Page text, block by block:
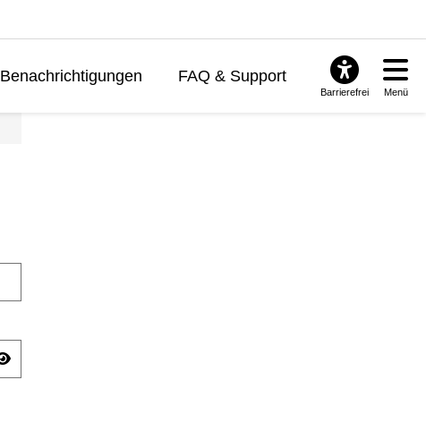
Benachrichtigungen FAQ & Support
Barrierefrei Menü